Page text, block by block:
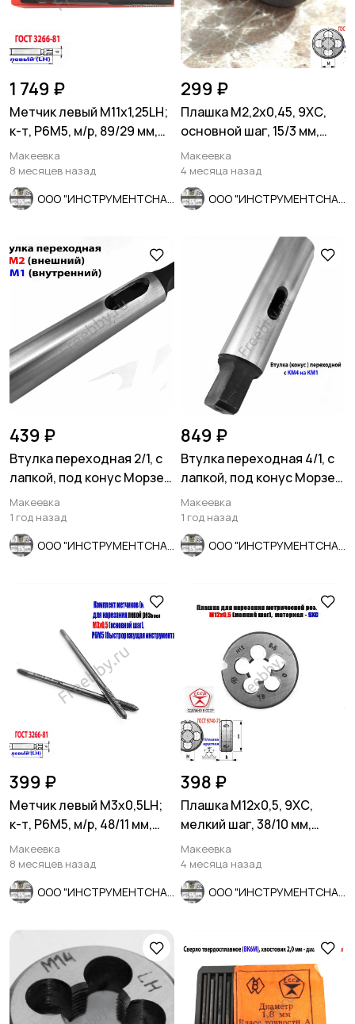
1 749 ₽
Метчик левый М11х1,25LH;
к-т, Р6М5, м/р, 89/29 мм,
мелкий шаг.
Макеевка
8 месяцев назад
299 ₽
Плашка М2,2х0,45, 9ХС,
основной шаг, 15/3 мм,
ГОСТ 7740-71, СССР.
Макеевка
4 месяца назад
439 ₽
Втулка переходная 2/1, с
лапкой, под конус Морзе,
с КМ2 на КМ1.
Макеевка
1 год назад
849 ₽
Втулка переходная 4/1, с
лапкой, под конус Морзе,
с КМ4 на КМ1.
Макеевка
1 год назад
399 ₽
Метчик левый М3х0,5LH;
к-т, Р6М5, м/р, 48/11 мм,
основной шаг, ГОСТ.
Макеевка
8 месяцев назад
398 ₽
Плашка М12х0,5, 9ХС,
мелкий шаг, 38/10 мм,
ГОСТ 7740-71, сдел в
СССР.
Макеевка
4 месяца назад